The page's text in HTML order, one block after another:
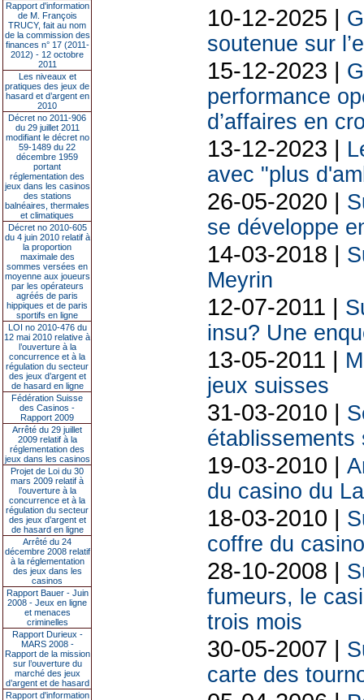
Rapport d'information
de M. François
TRUCY, fait au nom
de la commission des
finances n° 17 (2011-
2012) - 12 octobre
2011
Les niveaux et
pratiques des jeux de
hasard et d’argent en
2010
Décret no 2011-906
du 29 juillet 2011
modifiant le décret no
59-1489 du 22
décembre 1959
portant
réglementation des
jeux dans les casinos
des stations
balnéaires, thermales
et climatiques
Décret no 2010-605
du 4 juin 2010 relatif à
la proportion
maximale des
sommes versées en
moyenne aux joueurs
par les opérateurs
agréés de paris
hippiques et de paris
sportifs en ligne
LOI no 2010-476 du
12 mai 2010 relative à
l’ouverture à la
concurrence et à la
régulation du secteur
des jeux d’argent et
de hasard en ligne
Fédération Suisse
des Casinos -
Rapport 2009
Arrêté du 29 juillet
2009 relatif à la
réglementation des
jeux dans les casinos
Projet de Loi du 30
mars 2009 relatif à
l’ouverture à la
concurrence et à la
régulation du secteur
des jeux d’argent et
de hasard en ligne
Arrêté du 24
décembre 2008 relatif
à la réglementation
des jeux dans les
casinos
Rapport Bauer - Juin
2008 - Jeux en ligne
et menaces
criminelles
Rapport Durieux -
MARS 2008 -
Rapport de la mission
sur l’ouverture du
marché des jeux
d’argent et de hasard
Rapport d'information
10-12-2025 |
soutenue sur
15-12-2023 |
performance
d’affaires en
13-12-2023 |
avec "plus
26-05-2020 |
se développe
14-03-2018 |
Meyrin
12-07-2011 |
insu? Une
13-05-2011 |
jeux suisses
31-03-2010 |
établissements
19-03-2010 |
du casino du
18-03-2010 |
coffre du
28-10-2008 |
fumeurs, le
trois mois
30-05-2007 |
carte des